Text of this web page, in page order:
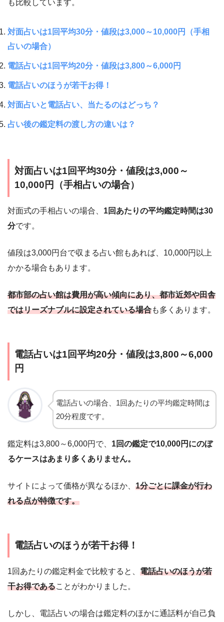
も比較しています。
対面占いは1回平均30分・値段は3,000～10,000円（手相
占いの場合）
電話占いは1回平均20分・値段は3,800～6,000円
電話占いのほうが若干お得！
対面占いと電話占い、当たるのはどっち？
占い後の鑑定料の渡し方の違いは？
対面占いは1回平均30分・値段は3,000～
10,000円（手相占いの場合）
対面式の手相占いの場合、 1回あたりの平均鑑定時間は30
分です。
値段は3,000円台で収まる占い館もあれば、10,000円以上
かかる場合もあります。
都市部の占い館は費用が高い傾向にあり、都市近郊や田舎
ではリーズナブルに設定されている場合も多くあります。
電話占いは1回平均20分・値段は3,800～6,000
円
電話占いの場合、1回あたりの平均鑑定時間は
20分程度です。
鑑定料は3,800～6,000円で、 1回の鑑定で10,000円にのぼ
るケースはあまり多くありません。
サイトによって価格が異なるほか、 1分ごとに課金が行わ
れる点が特徴です。
電話占いのほうが若干お得！
1回あたりの鑑定料金で比較すると、 電話占いのほうが若
干お得であることがわかりました。
しかし、電話占いの場合は鑑定料のほかに通話料が自己負